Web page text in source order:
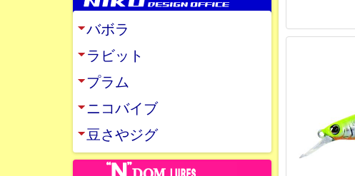
バボラ
ラビット
プラム
ニコバイブ
豆さやジグ